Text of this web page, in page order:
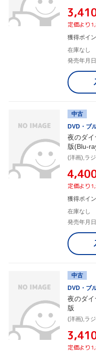
定価より
獲得ポイ
在庫なし
発売年月
中古
DVD・ブ
夜のダ
版(Blu-
定価より
獲得ポイ
在庫なし
発売年月
中古
DVD・ブ
夜のダ
版
定価より